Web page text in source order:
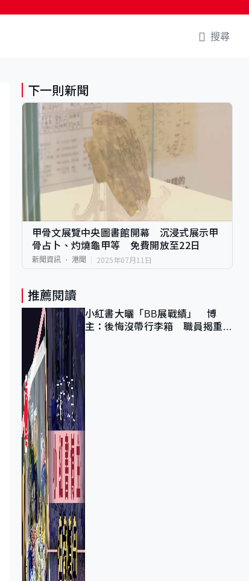
搜尋
下一則新聞
甲骨文展覽中央圖書館開幕 沉浸式展示甲
骨占卜、灼燒龜甲等 免費開放至22日
新聞資訊 港聞 2025年07月11日
推薦閱讀
小紅書大曬「BB展戰績」 博
主：後悔沒帶行李箱 職員揭重複